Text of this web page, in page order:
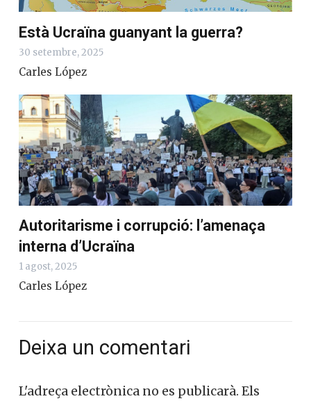
Està Ucraïna guanyant la guerra?
30 setembre, 2025
Carles López
Autoritarisme i corrupció: l’amenaça
interna d’Ucraïna
1 agost, 2025
Carles López
Deixa un comentari
L'adreça electrònica no es publicarà. Els